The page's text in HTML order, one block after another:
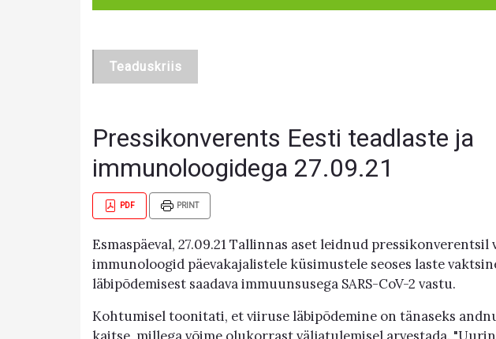
Teaduskriis
Pressikonverents Eesti teadlaste ja
immunoloogidega 27.09.21
PDF PRINT
Esmaspäeval, 27.09.21 Tallinnas aset leidnud pressikonverentsil
immunoloogid päevakajalistele küsimustele seoses laste
läbipõdemisest saadava immuunsusega SARS-CoV-2 vastu.
Kohtumisel toonitati, et viiruse läbipõdemine on tänaseks